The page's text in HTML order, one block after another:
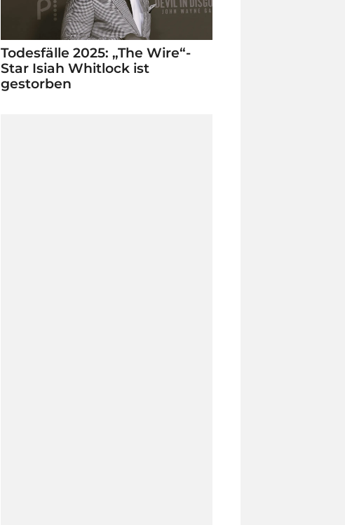
Todesfälle 2025: „The Wire“-
Star Isiah Whitlock ist
gestorben